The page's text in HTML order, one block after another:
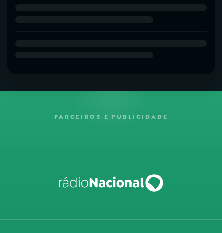
PARCEIROS E PUBLICIDADE